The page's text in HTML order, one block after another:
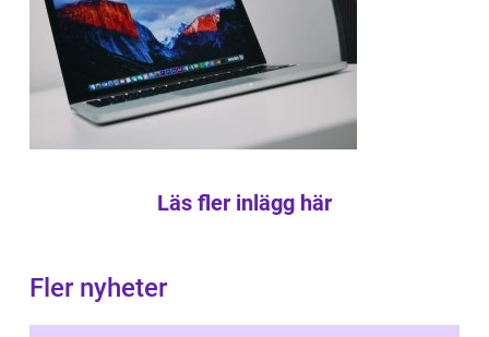
Läs fler inlägg här
Fler nyheter